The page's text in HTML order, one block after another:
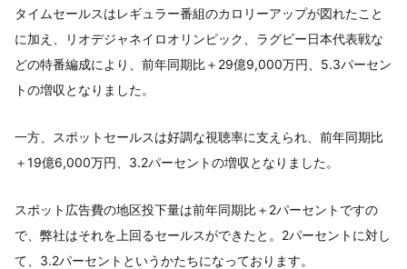
タイムセールスはレギュラー番組のカロリーアップが図れたこと
に加え、リオデジャネイロオリンピック、ラグビー日本代表戦な
どの特番編成により、前年同期比＋29億9,000万円、5.3パーセン
トの増収となりました。
一方、スポットセールスは好調な視聴率に支えられ、前年同期比
＋19億6,000万円、3.2パーセントの増収となりました。
スポット広告費の地区投下量は前年同期比＋2パーセントですの
で、弊社はそれを上回るセールスができたと。2パーセントに対し
て、3.2パーセントというかたちになっております。